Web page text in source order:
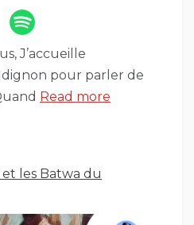
J’accueille
pour parler de
Read more
les Batwa du